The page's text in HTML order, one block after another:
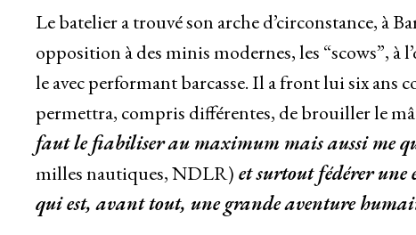
Le batelier a trouvé son arche d’circonstance, à
opposition à des minis modernes, les “scows”,
le avec performant barcasse. Il a front lui six ans
permettra, compris différentes, de brouiller le
faut le fiabiliser au maximum mais aussi me
milles nautiques, NDLR) et surtout fédérer une
qui est, avant tout, une grande aventure